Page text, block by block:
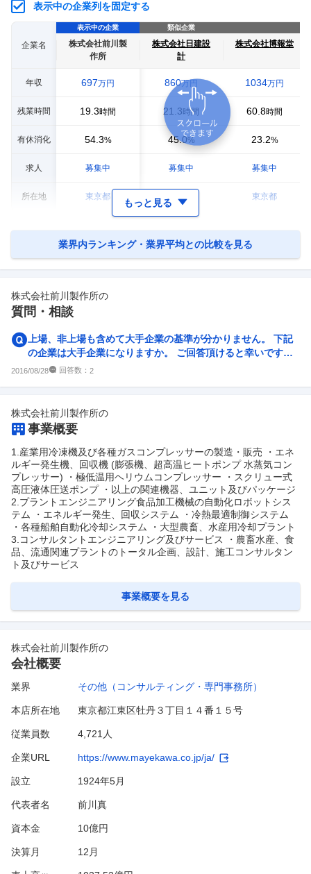
表示中の企業列を固定する
企業名
年収
残業時間
有休消化
求人
所在地
表示中の企業
株式会社前川製
作所
697万円
19.3時間
54.3%
募集中
東京都
類似企業
株式会社日建設
計
860万円
21.3時間
45.0%
募集中
東京都
株式会社博報堂
1034万円
60.8時間
23.2%
募集中
東京都
もっと見る
業界内ランキング・業界平均との比較を見る
株式会社前川製作所の
質問・相談
上場、非上場も含めて大手企業の基準が分かりません。 下記
の企業は大手企業になりますか。 ご回答頂けると幸いです。
・ロッテ ・サントリー ・
2016/08/28 回答数： 2
株式会社前川製作所の
事業概要
1.産業用冷凍機及び各種ガスコンプレッサーの製造・販売 ・エネ
ルギー発生機、回収機 (膨張機、超高温ヒートポンプ 水蒸気コン
プレッサー) ・極低温用ヘリウムコンプレッサー ・スクリュー式
高圧液体圧送ポンプ ・以上の関連機器、ユニット及びパッケージ
2.プラントエンジニアリング食品加工機械の自動化ロボットシス
テム ・エネルギー発生、回収システム ・冷熱最適制御システム
・各種船舶自動化冷却システム ・大型農畜、水産用冷却プラント
3.コンサルタントエンジニアリング及びサービス ・農畜水産、食
品、流通関連プラントのトータル企画、設計、施工コンサルタン
ト及びサービス
事業概要を見る
株式会社前川製作所の
会社概要
業界 その他（コンサルティング・専門事務所）
本店所在地 東京都江東区牡丹３丁目１４番１５号
従業員数 4,721人
企業URL https://www.mayekawa.co.jp/ja/
設立 1924年5月
代表者名 前川真
資本金 10億円
決算月 12 月